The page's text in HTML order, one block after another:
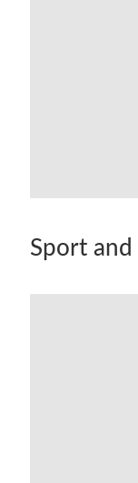
Sport and